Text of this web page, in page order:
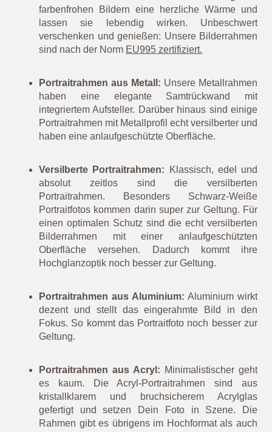
Freundin, unsere Eltern, unsere Kinder oder unseren
Vierbeiner um sich herum. Das ist natürlich nicht immer
möglich. Mit einem Portraitfoto kommen wir dem
Wunsch zumindest ein kleines Stückchen näher. Jetzt
fehlt nur noch der passende Bilderrahmen. Wir bieten
Marke walther design in sämtlichen Materialien an.
Portraitrahmen aus Holz: Eiche, Buche,
Nussbaum. Portraitrahmen aus Holz geben
farbenfrohen Bildern eine herzliche Wärme und
verschenken und genießen: Unsere Bilderrahmen
sind nach der Norm
EU995 zertifiziert.
Portraitrahmen aus Metall:Unsere Metallrahmen
haben eine elegante Samtrückwand mit
integriertem Aufsteller. Darüber hinaus sind einige
Portraitrahmen mit Metallprofil echt versilberter und
haben eine anlaufgeschützte Oberfläche.
Versilberte Portraitrahmen:Klassisch, edel und
absolut zeitlos sind die versilberten
Portraitrahmen. Besonders Schwarz-Weiße
Portraitfotos kommen darin super zur Geltung. Für
Bilderrahmen mit einer anlaufgeschützten
Oberfläche versehen. Dadurch kommt ihre
Hochglanzoptik noch besser zur Geltung.
Portraitrahmen aus Aluminium:Aluminium wirkt